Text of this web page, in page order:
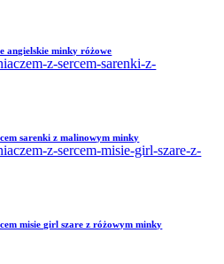
angielskie minky różowe
sarenki z malinowym minky
misie girl szare z różowym minky